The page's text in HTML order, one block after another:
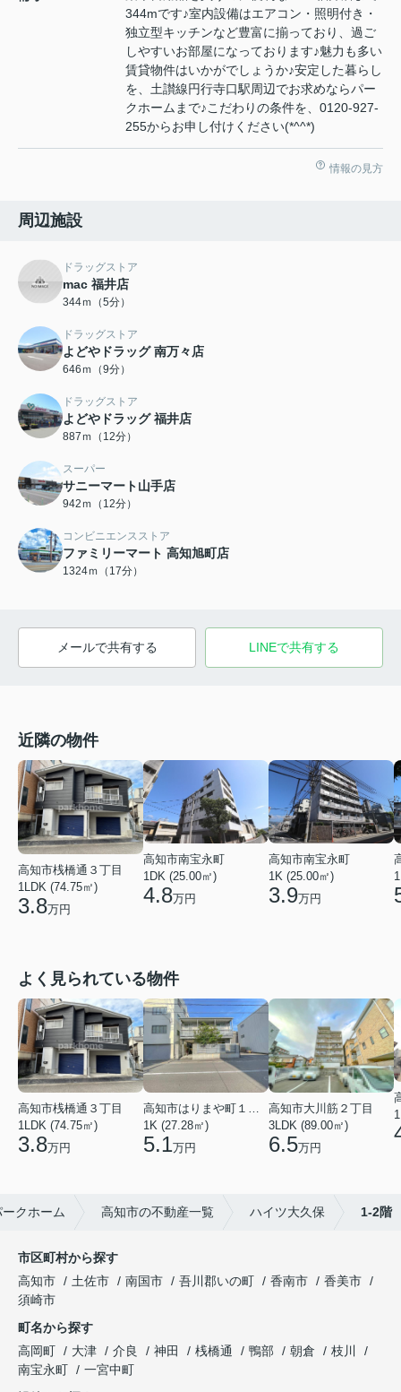
344mです♪室内設備はエアコン・照明付き・
独立型キッチンなど豊富に揃っており、過ご
しやすいお部屋になっております♪魅力も多い
賃貸物件はいかがでしょうか♪安定した暮らし
を、土讃線円行寺口駅周辺でお求めならパー
クホームまで♪こだわりの条件を、0120-927-
255からお申し付けください(*^^*)
情報の見方
周辺施設
ドラッグストア
mac 福井店
344ｍ（5分）
ドラッグストア
よどやドラッグ 南万々店
646ｍ（9分）
ドラッグストア
よどやドラッグ 福井店
887ｍ（12分）
スーパー
サニーマート山手店
942ｍ（12分）
コンビニエンスストア
ファミリーマート 高知旭町店
1324ｍ（17分）
メールで共有する LINEで共有する
近隣の物件
高知市桟橋通３丁目
1LDK (74.75㎡)
3.8万円
高知市南宝永町
1DK (25.00㎡)
4.8万円
高知市南宝永町
1K (25.00㎡)
3.9万円
よく見られている物件
高知市桟橋通３丁目
1LDK (74.75㎡)
3.8万円
高知市はりまや町１丁目
1K (27.28㎡)
5.1万円
高知市大川筋２丁目
3LDK (89.00㎡)
6.5万円
クホーム 高知市の不動産一覧 ハイツ大久保 1-2階
市区町村から探す
高知市
土佐市 南国市 吾川郡いの町 香南市
香美市
須崎市
町名から探す
高岡町
大津 介良 神田 桟橋通 鴨部 朝倉
枝川
南宝永町
一宮中町